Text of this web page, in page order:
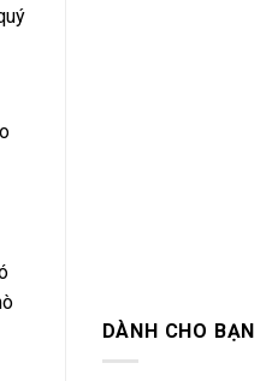
DÀNH CHO BẠN